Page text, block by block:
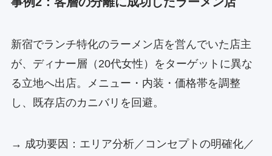
新宿でランチ特化のラーメン店を営んでいた店主
が、ディナー層（20代女性）をターゲットに異な
る立地へ出店。メニュー・内装・価格帯を調整
し、既存店のカニバリを回避。
→ 成功要因：エリア分析／コンセプトの明確化／